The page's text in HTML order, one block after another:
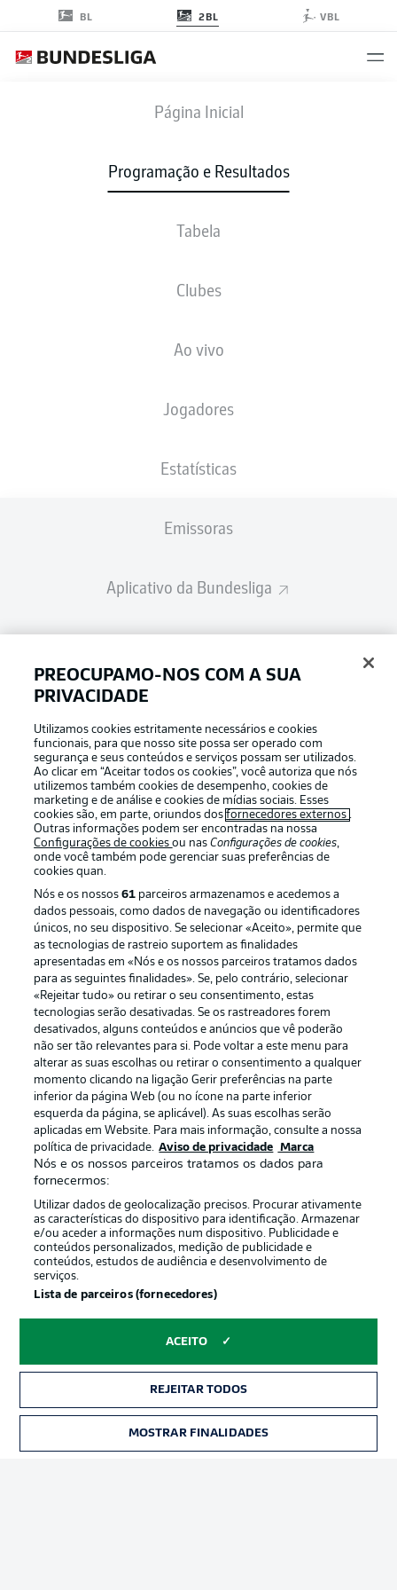
BL 2BL VBL
Página Inicial
Programação e Resultados
Tabela
Clubes
Ao vivo
Jogadores
Estatísticas
Emissoras
Aplicativo da Bundesliga
BUNDESLIGA-GROUP
Escolha seu idioma
Português Modo de visualização
Login
BOC S04
2 0
ESCALAÇÕES
Football as it’s meant to be
APLICATIVO DA BUNDESLIGA
Oferecido por
Avisos legais
Gerir preferências Aviso de privacidade
PREOCUPAMO-NOS COM A SUA
PRIVACIDADE
Utilizamos cookies estritamente necessários e cookies
funcionais, para que nosso site possa ser operado com
segurança e seus conteúdos e serviços possam ser utilizados.
Ao clicar em “Aceitar todos os cookies”, você autoriza que nós
utilizemos também cookies de desempenho, cookies de
marketing e de análise e cookies de mídias sociais. Esses
cookies são, em parte, oriundos dosfornecedores externos .
Outras informações podem ser encontradas na nossa
Configurações de cookiesou nasConfigurações de cookies,
onde você também pode gerenciar suas preferências de
cookies quan.
Nós e os nossos61 parceiros armazenamos e acedemos a
dados pessoais, como dados de navegação ou identificadores
únicos, no seu dispositivo. Se selecionar «Aceito», permite que
as tecnologias de rastreio suportem as finalidades
apresentadas em «Nós e os nossos parceiros tratamos dados
para as seguintes finalidades». Se, pelo contrário, selecionar
«Rejeitar tudo» ou retirar o seu consentimento, estas
tecnologias serão desativadas. Se os rastreadores forem
desativados, alguns conteúdos e anúncios que vê poderão
não ser tão relevantes para si. Pode voltar a este menu para
alterar as suas escolhas ou retirar o consentimento a qualquer
momento clicando na ligação Gerir preferências na parte
inferior da página Web (ou no ícone na parte inferior
esquerda da página, se aplicável). As suas escolhas serão
aplicadas em Website. Para mais informação, consulte a nossa
política de privacidade. Aviso de privacidade Marca
Nós e os nossos parceiros tratamos os dados para
fornecermos:
Utilizar dados de geolocalização precisos. Procurar ativamente
as características do dispositivo para identificação. Armazenar
e/ou aceder a informações num dispositivo. Publicidade e
conteúdos personalizados, medição de publicidade e
conteúdos, estudos de audiência e desenvolvimento de
serviços.
Lista de parceiros (fornecedores)
ACEITO
REJEITAR TODOS
MOSTRAR FINALIDADES